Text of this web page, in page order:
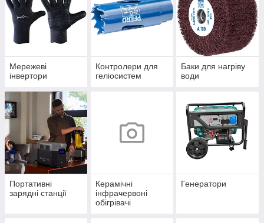
Мережеві
інвертори
Контролери для
геліосистем
Баки для нагріву
води
Портативні
зарядні станції
Керамічні
інфрачервоні
обігрівачі
Генератори